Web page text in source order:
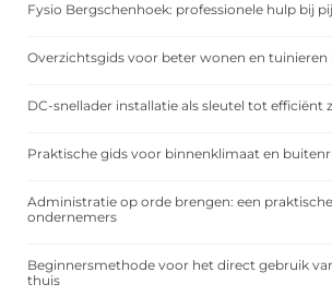
Fysio Bergschenhoek: professionele hulp bij
Overzichtsgids voor beter wonen en tuinieren
DC-snellader installatie als sleutel tot efficiënt
Praktische gids voor binnenklimaat en
Administratie op orde brengen: een
ondernemers
Beginnersmethode voor het direct gebruik
thuis